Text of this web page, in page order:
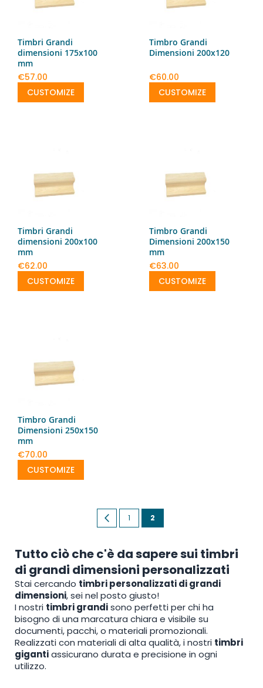
Timbri Grandi
dimensioni 175x100
mm
€57.00
CUSTOMIZE
Timbro Grandi
Dimensioni 200x120
€60.00
CUSTOMIZE
Timbri Grandi
dimensioni 200x100
mm
€62.00
CUSTOMIZE
Timbro Grandi
Dimensioni 200x150
mm
€63.00
CUSTOMIZE
Timbro Grandi
Dimensioni 250x150
mm
€70.00
CUSTOMIZE
Page
Page
PreviousPage
1
You're
reading
page
2
Tutto ciò che c'è da sapere sui timbri
di grandi dimensioni personalizzati
Stai cercando timbri personalizzati di grandi
dimensioni, sei nel posto giusto!
I nostri timbri grandisono perfetti per chi ha
bisogno di una marcatura chiara e visibile su
documenti, pacchi, o materiali promozionali.
Realizzati con materiali di alta qualità, i nostri timbri
gigantiassicurano durata e precisione in ogni
utilizzo.